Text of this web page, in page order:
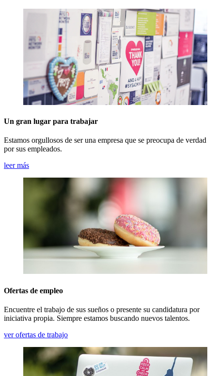
Un gran lugar para trabajar
Estamos orgullosos de ser una empresa que se preocupa de verdad
por sus empleados.
leer más
Ofertas de empleo
Encuentre el trabajo de sus sueños o presente su candidatura por
iniciativa propia. Siempre estamos buscando nuevos talentos.
ver ofertas de trabajo